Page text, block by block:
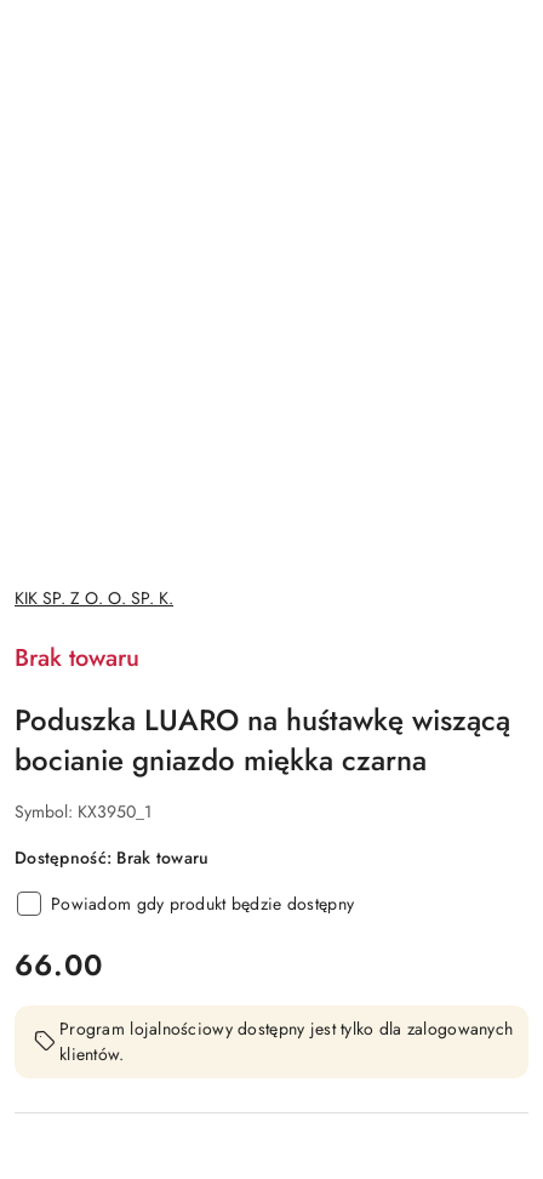
NAZWA
PRODUCENTA:
KIK SP. Z O. O. SP. K.
Brak towaru
Poduszka LUARO na huśtawkę wiszącą
bocianie gniazdo miękka czarna
Symbol: KX3950_1
Dostępność: Brak towaru
Powiadom gdy produkt będzie dostępny
cena:
66.00
Program lojalnościowy dostępny jest tylko dla zalogowanych
klientów.